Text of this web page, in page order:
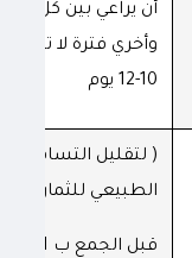
أن يراعي بين كل
وأخري فترة لا تقل
10-12 يوم
( لتقليل التساقط
الطبيعي للثمار )
قبل الجمع ب 21 يوم